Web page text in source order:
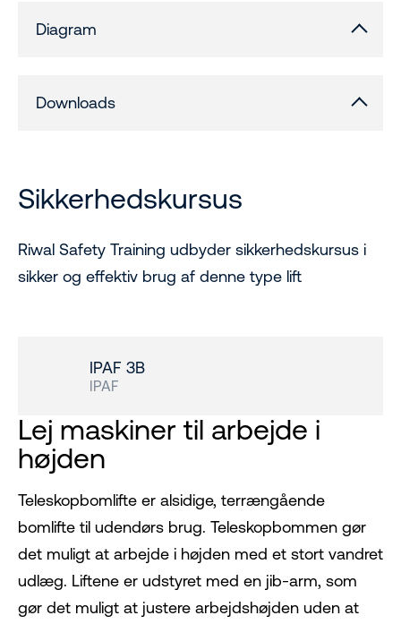
Diagram
Downloads
Sikkerhedskursus
Riwal Safety Training udbyder sikkerhedskursus i
sikker og effektiv brug af denne type lift
IPAF 3B
IPAF
Lej maskiner til arbejde i
højden
Teleskopbomlifte er alsidige, terrængående
bomlifte til udendørs brug. Teleskopbommen gør
det muligt at arbejde i højden med et stort vandret
udlæg. Liftene er udstyret med en jib-arm, som
gør det muligt at justere arbejdshøjden uden at